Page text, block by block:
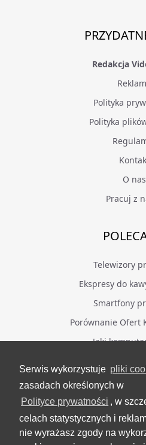
Serwis wykorzystuje pliki
zasadach określonych w
Polityce prywatności , w
celach statystycznych i
nie wyrażasz zgody na
Redakcja
Polityka
Polityka
O nas
Pracuj z
Telewizory
Ekspresy do
Smartfony
Porównanie Ofert
Jaki
BĄDŹ NA
Grupa Testerzy